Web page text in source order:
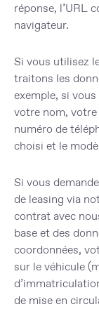
réponse, l’URL
navigateur.
Si vous utilisez
traitons les
exemple, si
votre nom,
numéro de
choisi et le
Si vous
de leasing via
contrat avec
base et des
coordonnées,
sur le véhicule
de mise en